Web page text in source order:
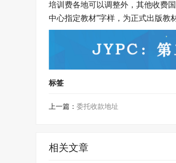
培训费各地可以调整外，其他收费
中心指定教材”字样，为正式出版教材
标签
上一篇： 委托收款地址
相关文章